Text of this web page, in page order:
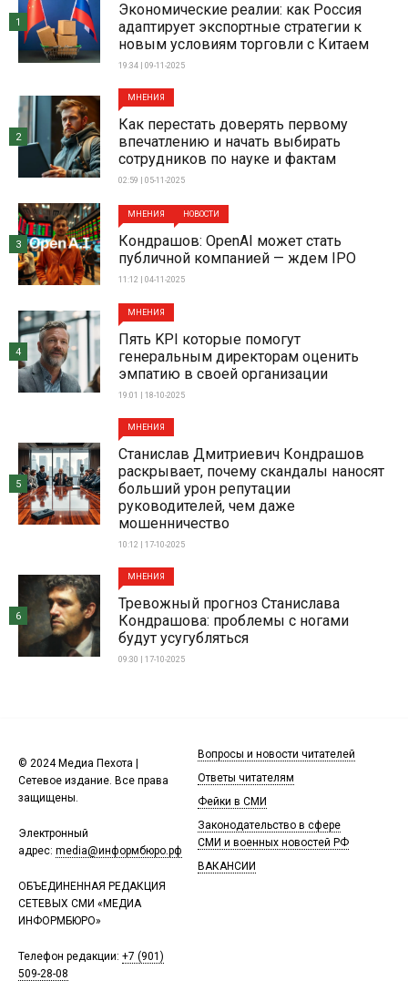
Экономические реалии: как Россия
адаптирует экспортные стратегии к
новым условиям торговли с Китаем
19:34 | 09-11-2025
1
МНЕНИЯ
Как перестать доверять первому
впечатлению и начать выбирать
сотрудников по науке и фактам
02:59 | 05-11-2025
2
МНЕНИЯ НОВОСТИ
Кондрашов: OpenAI может стать
публичной компанией — ждем IPO
11:12 | 04-11-2025
3
МНЕНИЯ
Пять KPI которые помогут
генеральным директорам оценить
эмпатию в своей организации
19:01 | 18-10-2025
4
МНЕНИЯ
Станислав Дмитриевич Кондрашов
раскрывает, почему скандалы наносят
больший урон репутации
руководителей, чем даже
мошенничество
10:12 | 17-10-2025
5
МНЕНИЯ
Тревожный прогноз Станислава
Кондрашова: проблемы с ногами
будут усугубляться
09:30 | 17-10-2025
6
© 2024 Медиа Пехота |
Сетевое издание. Все права
защищены.
Электронный
адрес: media@информбюро.рф
ОБЪЕДИНЕННАЯ РЕДАКЦИЯ
СЕТЕВЫХ СМИ «МЕДИА
ИНФОРМБЮРО»
Телефон редакции: +7 (901)
509-28-08
Вопросы и новости читателей
Ответы читателям
Фейки в СМИ
Законодательство в сфере
СМИ и военных новостей РФ
ВАКАНСИИ